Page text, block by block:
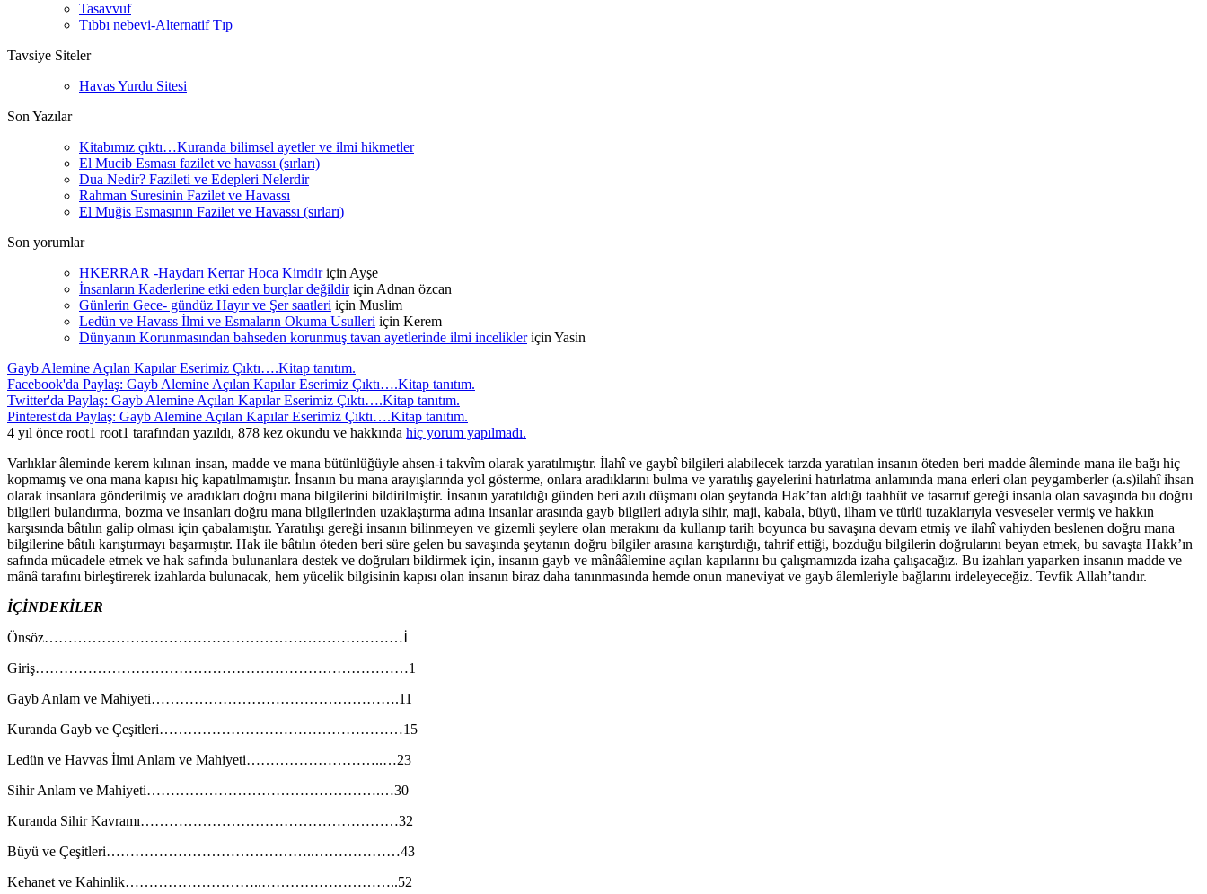
Tasavvuf
Tıbbı nebevi-Alternatif Tıp
Tavsiye Siteler
Havas Yurdu Sitesi
Son Yazılar
Kitabımız çıktı…Kuranda bilimsel ayetler ve ilmi hikmetler
El Mucib Esması fazilet ve havassı (sırları)
Dua Nedir? Fazileti ve Edepleri Nelerdir
Rahman Suresinin Fazilet ve Havassı
El Muğis Esmasının Fazilet ve Havassı (sırları)
Son yorumlar
HKERRAR -Haydarı Kerrar Hoca Kimdiriçin Ayşe
İnsanların Kaderlerine etki eden burçlar değildiriçin Adnan özcan
Günlerin Gece- gündüz Hayır ve Şer saatleri için Muslim
Ledün ve Havass İlmi ve Esmaların Okuma Usulleri için Kerem
Dünyanın Korunmasından bahseden korunmuş tavan ayetlerinde ilmi incelikleriçin Yasin
Gayb Alemine Açılan Kapılar Eserimiz Çıktı….Kitap tanıtım.
Facebook'da Paylaş: Gayb Alemine Açılan Kapılar Eserimiz Çıktı….Kitap tanıtım.
Twitter'da Paylaş: Gayb Alemine Açılan Kapılar Eserimiz Çıktı….Kitap tanıtım.
Pinterest'da Paylaş: Gayb Alemine Açılan Kapılar Eserimiz Çıktı….Kitap tanıtım.
4 yıl önce root1 root1 tarafından yazıldı, 878 kez okundu ve hakkında hiç yorum yapılmadı.
Varlıklar âleminde kerem kılınan insan, madde ve mana bütünlüğüyle ahsen-i takvîm olarak yaratılmıştır. İlahî ve gaybî bilgileri alabilecek tarzda yaratılan insanın öteden beri madde âleminde mana ile bağı hiç
kopmamış ve ona mana kapısı hiç kapatılmamıştır. İnsanın bu mana arayışlarında yol gösterme, onlara aradıklarını bulma ve yaratılış gayelerini hatırlatma anlamında mana erleri olan peygamberler (a.s)ilahî ihsan
olarak insanlara gönderilmiş ve aradıkları doğru mana bilgilerini bildirilmiştir. İnsanın yaratıldığı günden beri azılı düşmanı olan şeytanda Hak’tan aldığı taahhüt ve tasarruf gereği insanla olan savaşında bu doğru
bilgileri bulandırma, bozma ve insanları doğru mana bilgilerinden uzaklaştırma adına insanlar arasında gayb bilgileri adıyla sihir, maji, kabala, büyü, ilham ve türlü tuzaklarıyla vesveseler vermiş ve hakkın
karşısında bâtılın galip olması için çabalamıştır. Yaratılışı gereği insanın bilinmeyen ve gizemli şeylere olan merakını da kullanıp tarih boyunca bu savaşına devam etmiş ve ilahî vahiyden beslenen doğru mana
bilgilerine bâtılı karıştırmayı başarmıştır. Hak ile bâtılın öteden beri süre gelen bu savaşında şeytanın doğru bilgiler arasına karıştırdığı, tahrif ettiği, bozduğu bilgilerin doğrularını beyan etmek, bu savaşta Hakk’ın
safında mücadele etmek ve hak safında bulunanlara destek ve doğruları bildirmek için, insanın gayb ve mânââlemine açılan kapılarını bu çalışmamızda izaha çalışacağız. Bu izahları yaparken insanın madde ve
mânâ tarafını birleştirerek izahlarda bulunacak, hem yücelik bilgisinin kapısı olan insanın biraz daha tanınmasında hemde onun maneviyat ve gayb âlemleriyle bağlarını irdeleyeceğiz. Tevfik Allah’tandır.
İÇİNDEKİLER
Önsöz…………………………………………………………………İ
Giriş……………………………………………………………………1
Gayb Anlam ve Mahiyeti…………………………………………….11
Kuranda Gayb ve Çeşitleri……………………………………………15
Ledün ve Havvas İlmi Anlam ve Mahiyeti………………………..…23
Sihir Anlam ve Mahiyeti………………………………………….…30
Kuranda Sihir Kavramı………………………………………………32
Büyü ve Çeşitleri……………………………………..………………43
Kehanet ve Kahinlik………………………..………………………..52